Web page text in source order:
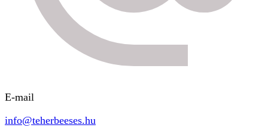
E-mail
info@teherbeeses.hu